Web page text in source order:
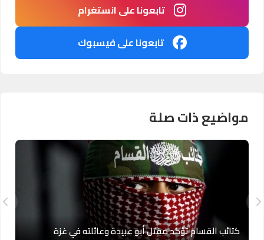
تابعونا على انستغرام
تابعونا على فيسبوك
مواضيع ذات صلة
كتائب القسام تؤكد مقتل أبو عبيدة وعائلته في غزة